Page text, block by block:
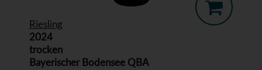
Riesling
2024
trocken
Bayerischer Bodensee QBA